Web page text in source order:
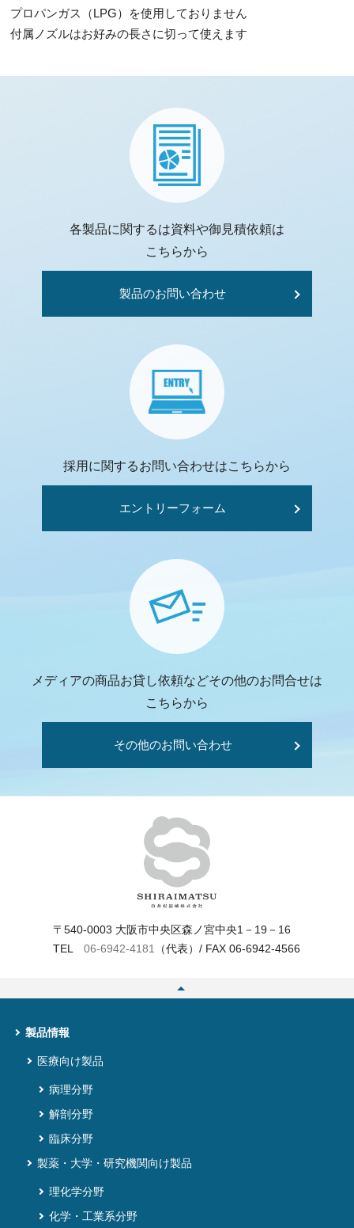
サイトマップ
プロパンガス（LPG）を使用しておりません
付属ノズルはお好みの長さに切って使えます
各製品に関するは資料や御見積依頼は
こちらから
製品のお問い合わせ
採用に関するお問い合わせはこちらから
エントリーフォーム
メディアの商品お貸し依頼などその他のお問合せは
こちらから
その他のお問い合わせ
〒540-0003 大阪市中央区森ノ宮中央1－19－16
TEL06‐6942‐4181 （代表）/ FAX 06‐6942‐4566
製品情報
医療向け製品
病理分野
解剖分野
臨床分野
製薬・大学・研究機関向け製品
理化学分野
化学・工業系分野